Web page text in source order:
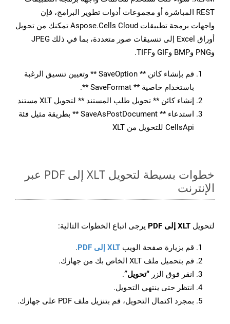
REST المباشرة أو مجموعات أدوات تطوير البرامج، فإن
واجهات برمجة تطبيقات Aspose.Cells Cloud تمكنك من تحويل
أوراق Excel إلى تنسيقات صور متعددة، بما في ذلك JPEG
وPNG وBMP وGIF وTIFF.
قم بإنشاء كائن ** SaveOption ** وتعيين تنسيق الرغبة
باستخدام خاصية ** SaveFormat **.
إنشاء كائن ** تحويل طلب المستند ** لتحويل XLT مستند
استدعاء ** SaveAsPostDocument ** بطريقة مثيل فئة
CellsApi للتحويل من XLT
خطوات بسيطة لتحويل XLT إلى PDF عبر
الإنترنت
لتحويل XLT إلى PDF يرجى اتباع الخطوات التالية:
قم بزيارة صفحة الويب XLT إلى PDF
.
قم بتحميل ملف XLT الخاص بك من جهازك.
انقر فوق الزر “تحويل”.
انتظر حتى ينتهي التحويل.
بمجرد اكتمال التحويل، قم بتنزيل ملف PDF على جهازك.